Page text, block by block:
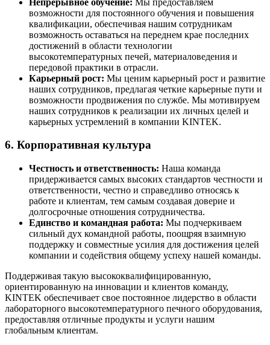
возможности для постоянного обучения и повышения
квалификации, обеспечивая нашим сотрудникам
возможность оставаться на переднем крае последних
достижений в области технологии
высокотемпературных печей, материаловедения и
передовой практики в отрасли.
Карьерный рост: Мы ценим карьерный рост и развитие
наших сотрудников, предлагая четкие карьерные пути и
возможности продвижения по службе. Мы мотивируем
наших сотрудников к реализации их личных целей и
карьерных устремлений в компании KINTEK.
6. Корпоративная культура
Честность и ответственность: Наша команда
придерживается самых высоких стандартов честности и
ответственности, честно и справедливо относясь к
работе и клиентам, тем самым создавая доверие и
долгосрочные отношения сотрудничества.
Единство и командная работа: Мы подчеркиваем
сильный дух командной работы, поощряя взаимную
поддержку и совместные усилия для достижения целей
компании и содействия общему успеху нашей команды.
Поддерживая такую высококвалифицированную,
ориентированную на инновации и клиентов команду,
KINTEK обеспечивает свое постоянное лидерство в области
лабораторного высокотемпературного печного оборудования,
предоставляя отличные продукты и услуги нашим
глобальным клиентам.